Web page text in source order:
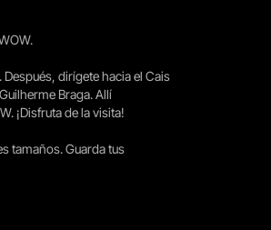
dirígete hacia el Cais
Braga. Allí
¡Disfruta de la visita!
tamaños. Guarda tus